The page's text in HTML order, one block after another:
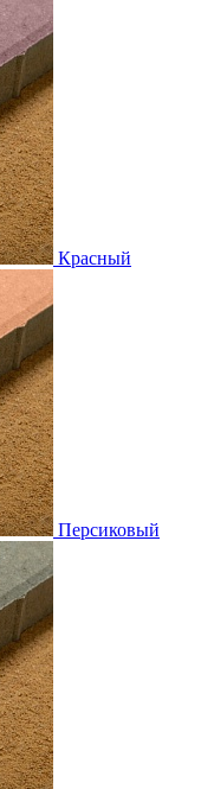
Красный
Персиковый